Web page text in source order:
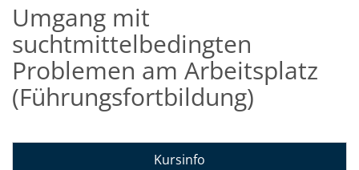
Umgang mit
suchtmittelbedingten
Problemen am Arbeitsplatz
(Führungsfortbildung)
Kursinfo